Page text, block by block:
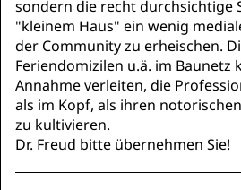
sondern die recht durchsichtige
"kleinem Haus" ein wenig
der Community zu erheischen.
Feriendomizilen u.ä. im Baunetz
Annahme verleiten, die
als im Kopf, als ihren
zu kultivieren.
Dr. Freud bitte übernehmen Sie!